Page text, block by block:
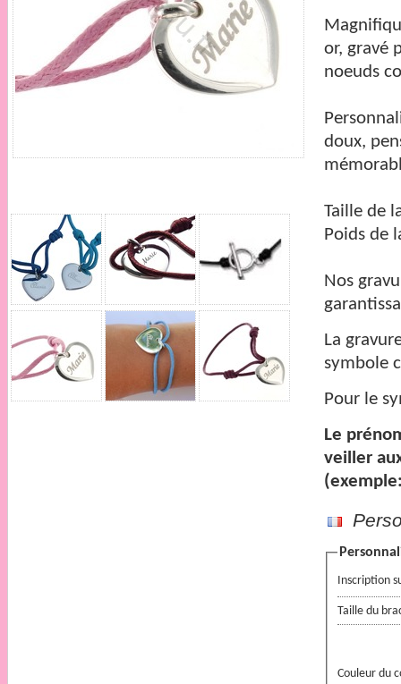
or, gravé
noeuds
doux,
Taille de
Poids de
Nos
La
symbole
Pour le
Le
veiller
Inscription
Taille du
Couleur du